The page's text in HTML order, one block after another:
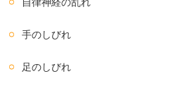
自律神経の乱れ
手のしびれ
足のしびれ